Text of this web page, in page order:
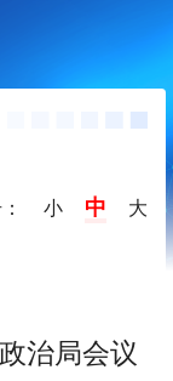
小 中 大
治局会议